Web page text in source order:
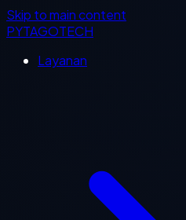
Skip to main content
PYTAGOTECH
Layanan